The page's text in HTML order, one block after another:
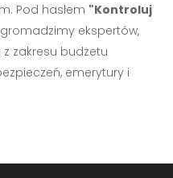
Pod hasłem "Kontroluj
gromadzimy ekspertów,
zakresu budżetu
emerytury i